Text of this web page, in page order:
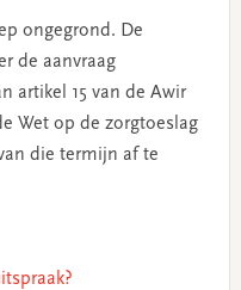
ongegrond. De
de aanvraag
artikel 15 van de Awir
Wet op de zorgtoeslag
die termijn af te